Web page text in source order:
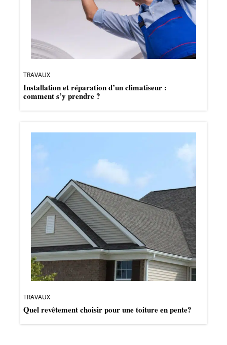
TRAVAUX
Installation et réparation d’un climatiseur :
comment s’y prendre ?
TRAVAUX
Quel revêtement choisir pour une toiture en pente?